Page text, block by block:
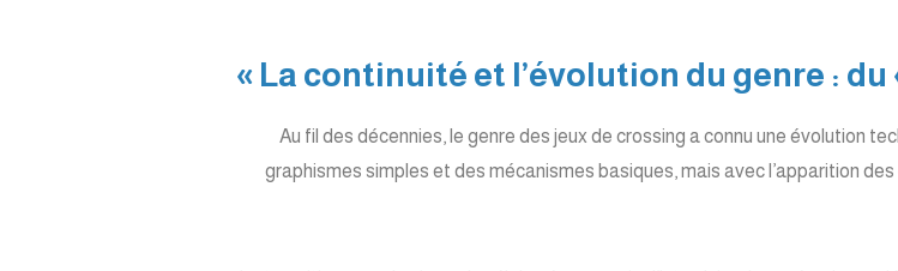
Au fil des décennies, le genre des jeux de crossing a connu une évolution
graphismes simples et des mécanismes basiques, mais avec l’apparition